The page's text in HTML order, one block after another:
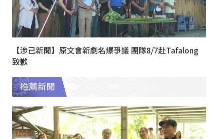
【涉己新聞】原文會新劇名爆爭議 團隊8/7赴Tafalong
致歉
推薦新聞